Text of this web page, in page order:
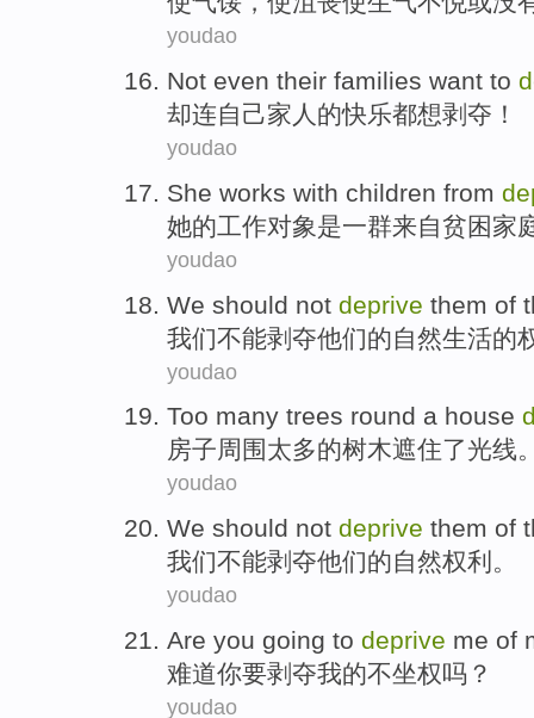
youdao
Not even their families want to
却连自己家人 的快乐都想剥夺 ！
youdao
She works with children from
她的工作对象是一群来自贫困家
youdao
We should not deprive them of
我们不能剥夺他们的自然生活的
youdao
Too many trees round a house
房子周围太多的树木遮住了光线
youdao
We should not deprive them of
我们不能剥夺他们的自然权利 。
youdao
Are you going to deprive me of
难道你要剥夺我的不坐权吗？
youdao